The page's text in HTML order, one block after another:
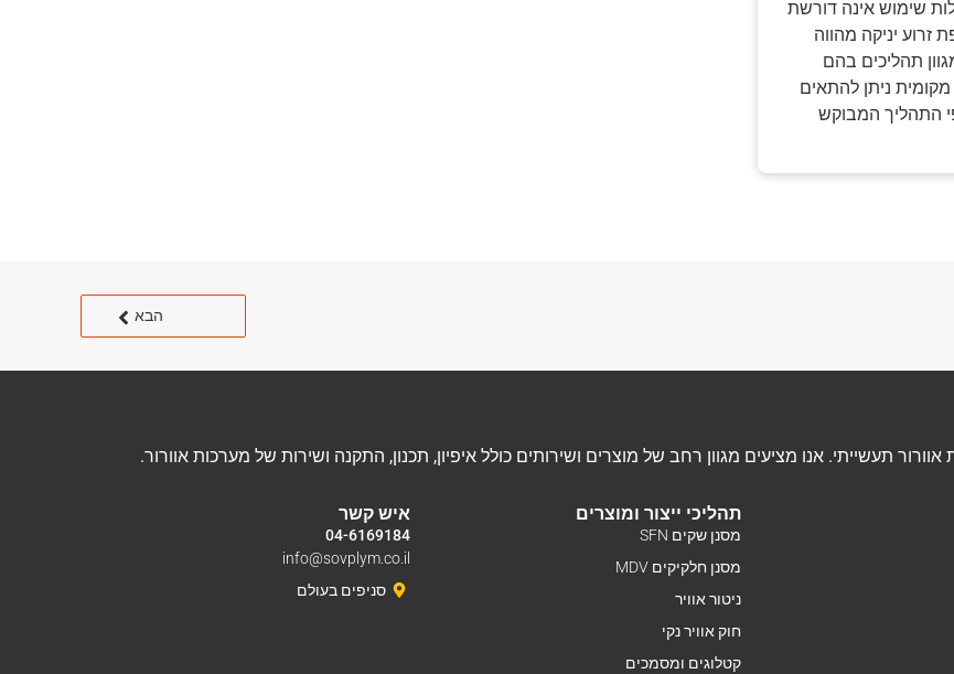
שימוש אינה דורשת
זרוע יניקה מהווה
תהליכים בהם
ניתן להתאים
התהליך המבוקש
הבא
תהליכי ייצור ומוצרים
מסנן שקים SFN
מסנן חלקיקים MDV
ניטור אוויר
חוק אוויר נקי
קטלוגים ומסמכים
איש קשר
04-6169184
info@sovplym.co.il
סניפים בעולם